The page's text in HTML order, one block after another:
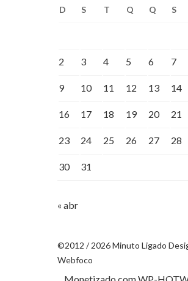
D S T Q Q S
2 3 4 5 6 7
9 10 11 12 13 14
16 17 18 19 20 21
23 24 25 26 27 28
30 31
« abr
©2012 / 2026 Minuto Ligado
Webfoco